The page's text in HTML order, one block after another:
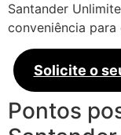
Santander
conveniência
Solicite o
Pontos